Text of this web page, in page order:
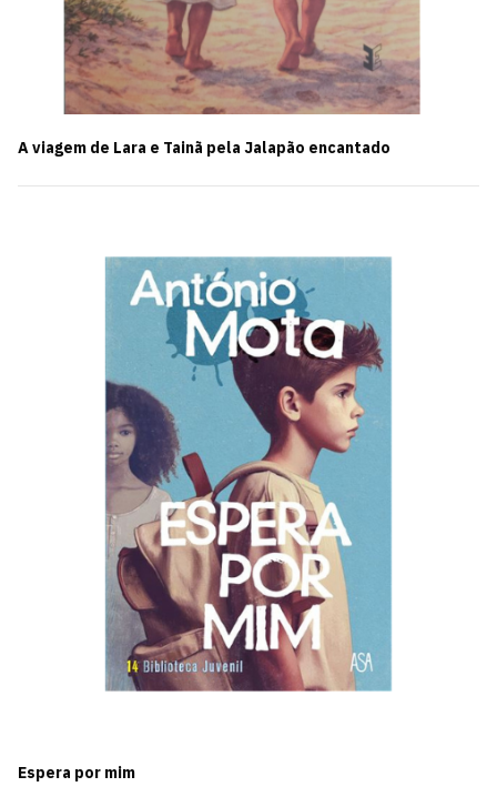
A viagem de Lara e Tainã pela Jalapão encantado
Espera por mim